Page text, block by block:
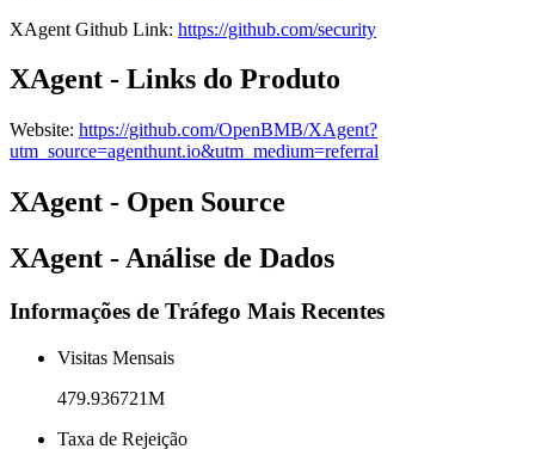
XAgent Github Link: https://github.com/security
XAgent - Links do Produto
Website: https://github.com/OpenBMB/XAgent?
utm_source=agenthunt.io&utm_medium=referral
XAgent - Open Source
XAgent - Análise de Dados
Informações de Tráfego Mais Recentes
Visitas Mensais
479.936721M
Taxa de Rejeição